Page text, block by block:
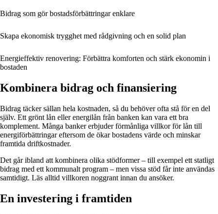
Bidrag som gör bostadsförbättringar enklare
Skapa ekonomisk trygghet med rådgivning och en solid plan
Energieffektiv renovering: Förbättra komforten och stärk ekonomin i
bostaden
Kombinera bidrag och finansiering
Bidrag täcker sällan hela kostnaden, så du behöver ofta stå för en del
själv. Ett grönt lån eller energilån från banken kan vara ett bra
komplement. Många banker erbjuder förmånliga villkor för lån till
energiförbättringar eftersom de ökar bostadens värde och minskar
framtida driftkostnader.
Det går ibland att kombinera olika stödformer – till exempel ett statligt
bidrag med ett kommunalt program – men vissa stöd får inte användas
samtidigt. Läs alltid villkoren noggrant innan du ansöker.
En investering i framtiden